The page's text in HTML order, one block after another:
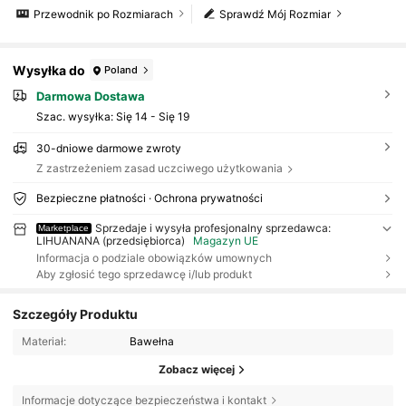
Sprawdź Mój Rozmiar
Przewodnik po Rozmiarach
Wysyłka do Poland
Darmowa Dostawa
Szac. wysyłka: Się 14 - Się 19
30-dniowe darmowe zwroty
Z zastrzeżeniem zasad uczciwego użytkowania
Bezpieczne płatności · Ochrona prywatności
Marketplace
Sprzedaje i wysyła profesjonalny sprzedawca:
LIHUANANA (przedsiębiorca)
Magazyn UE
Informacja o podziale obowiązków umownych
Aby zgłosić tego sprzedawcę i/lub produkt
Szczegóły Produktu
Materiał: Bawełna
Zobacz więcej
Informacje dotyczące bezpieczeństwa i kontakt